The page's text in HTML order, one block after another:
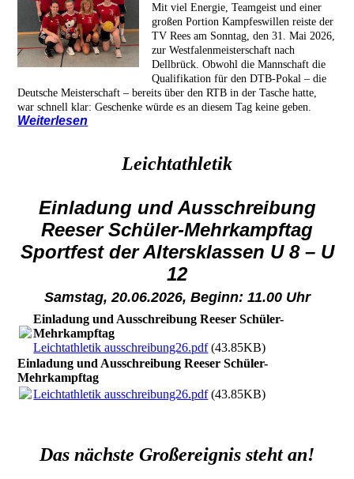
Mit viel Energie, Teamgeist und einer
großen Portion Kampfeswillen reiste der
TV Rees am Sonntag, den 31. Mai 2026,
zur Westfalenmeisterschaft nach
Dellbrück. Obwohl die Mannschaft die
Qualifikation für den DTB-Pokal – die
Deutsche Meisterschaft – bereits über den RTB in der Tasche hatte,
war schnell klar: Geschenke würde es an diesem Tag keine geben.
Weiterlesen
Leichtathletik
Einladung und Ausschreibung
Reeser Schüler-Mehrkampftag
Sportfest der Altersklassen U 8 – U
12
Samstag, 20.06.2026, Beginn: 11.00 Uhr
Einladung und Ausschreibung Reeser Schüler-
Mehrkampftag
Leichtathletik ausschreibung26.pdf(43.85KB)
Einladung und Ausschreibung Reeser Schüler-
Mehrkampftag
Leichtathletik ausschreibung26.pdf(43.85KB)
Das nächste Großereignis steht an!